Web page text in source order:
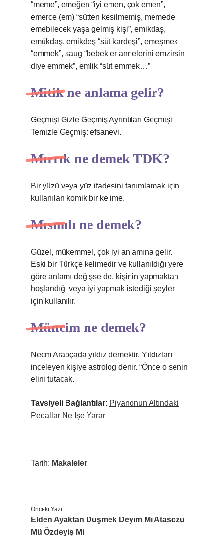
“meme”, emeğen “iyi emen, çok emen”,
emerce (em) “sütten kesilmemiş, memede
emebilecek yaşa gelmiş kişi”, emikdaş,
emükdaş, emikdeş “süt kardeşi”, emeşmek
“emmek”, saug “bebekler annelerini emzirsin
diye emmek”, emlik “süt emmek…”
Mitik ne anlama gelir?
Geçmişi Gizle Geçmiş Ayrıntıları Geçmişi
Temizle Geçmiş: efsanevi.
Mırrık ne demek TDK?
Bir yüzü veya yüz ifadesini tanımlamak için
kullanılan komik bir kelime.
Mısmılı ne demek?
Güzel, mükemmel, çok iyi anlamına gelir.
Eski bir Türkçe kelimedir ve kullanıldığı yere
göre anlamı değişse de, kişinin yapmaktan
hoşlandığı veya iyi yapmak istediği şeyler
için kullanılır.
Müncim ne demek?
Necm Arapçada yıldız demektir. Yıldızları
inceleyen kişiye astrolog denir. “Önce o senin
elini tutacak.
Tavsiyeli Bağlantılar: Piyanonun Altındaki
Pedallar Ne Işe Yarar
Tarih: Makaleler
Önceki Yazı
Elden Ayaktan Düşmek Deyim Mi Atasözü
Mü Özdeyiş Mi